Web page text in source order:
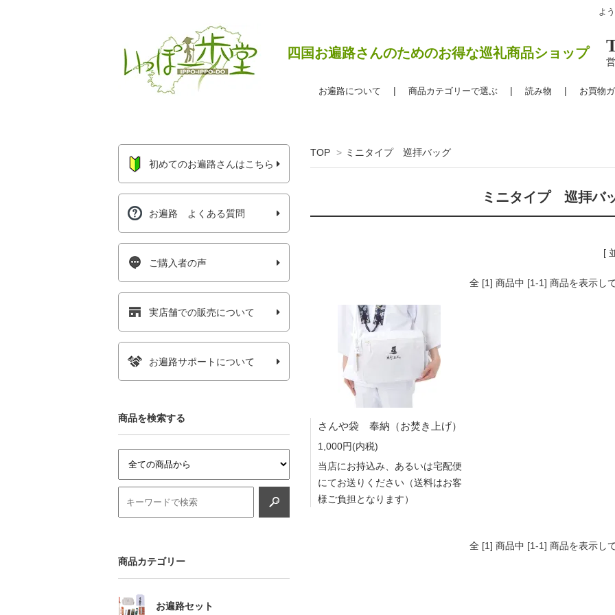
よ
四国お遍路さんのためのお得な巡礼商品ショップ
お遍路について 商品カテゴリーで選ぶ 読み物 お買物
TOP > ミニタイプ 巡拝バッグ
ミニタイプ 巡拝バ
[
全 [1] 商品中 [1-1] 商品を表示し
さんや袋 奉納（お焚き上げ）
1,000円(内税)
当店にお持込み、あるいは宅配便
にてお送りください（送料はお客
様ご負担となります）
全 [1] 商品中 [1-1] 商品を表示し
初めてのお遍路さんはこちら
お遍路 よくある質問
ご購入者の声
実店舗での販売について
お遍路サポートについて
商品を検索する
商品カテゴリー
お遍路セット